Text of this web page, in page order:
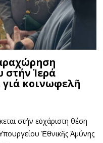
στήν Ἱερά
κοινωφελῆ
στήν εὐχάριστη θέση
Ἐθνικῆς Ἀμύνης